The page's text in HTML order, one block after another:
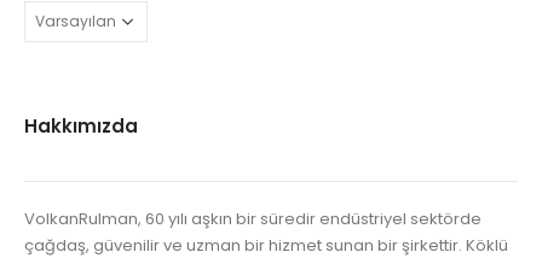
Hakkımızda
VolkanRulman, 60 yılı aşkın bir süredir endüstriyel sektörde
çağdaş, güvenilir ve uzman bir hizmet sunan bir şirkettir. Köklü